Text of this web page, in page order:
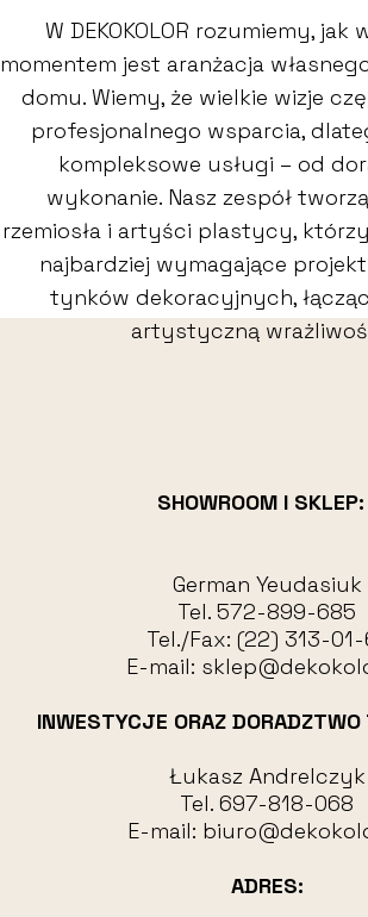
W DEKOKOLOR rozumiemy,
momentem jest aranżacja
domu. Wiemy, że wielkie wizje
profesjonalnego wsparcia,
kompleksowe usługi – od
wykonanie. Nasz zespół
rzemiosła i artyści plastycy,
najbardziej wymagające
tynków dekoracyjnych,
artystyczną
SHOWROOM I SKLEP:
German Yeudasiuk
Tel. 572-899-685
Tel./Fax: (22) 313-01-
E-mail:
INWESTYCJE ORAZ DORADZTWO
Łukasz Andrelczyk
Tel. 697-818-068
E-mail:
ADRES: